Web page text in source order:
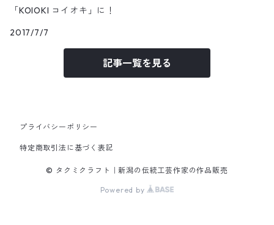
「KOIOKI コイオキ」に！
2017/7/7
記事一覧を見る
プライバシーポリシー
特定商取引法に基づく表記
© タクミクラフト｜新潟の伝統工芸作家の作品販売
Powered by